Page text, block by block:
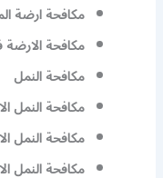
مكافحة ارضة
مكافحة
مكافحة النمل
مكافحة النمل
مكافحة النمل
مكافحة النمل